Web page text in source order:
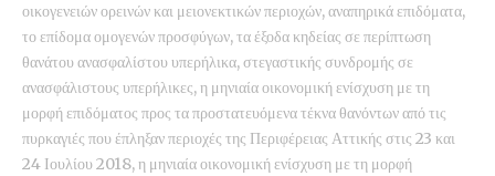
οικογενειών ορεινών και μειονεκτικών περιοχών, αναπηρικά επιδόματα,
το επίδομα ομογενών προσφύγων, τα έξοδα κηδείας σε περίπτωση
θανάτου ανασφαλίστου υπερήλικα, στεγαστικής συνδρομής σε
ανασφάλιστους υπερήλικες, η μηνιαία οικονομική ενίσχυση με τη
μορφή επιδόματος προς τα προστατευόμενα τέκνα θανόντων από τις
πυρκαγιές που έπληξαν περιοχές της Περιφέρειας Αττικής στις 23 και
24 Ιουλίου 2018, η μηνιαία οικονομική ενίσχυση με τη μορφή